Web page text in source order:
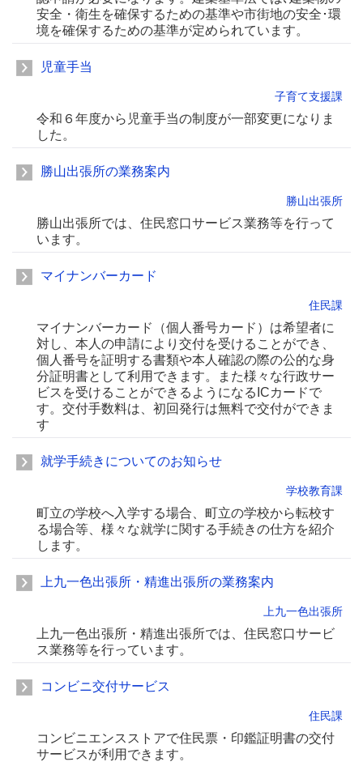
安全・衛生を確保するための基準や市街地の安全･環
境を確保するための基準が定められています。
児童手当
子育て支援課
令和６年度から児童手当の制度が一部変更になりま
した。
勝山出張所の業務案内
勝山出張所
勝山出張所では、住民窓口サービス業務等を行って
います。
マイナンバーカード
住民課
マイナンバーカード（個人番号カード）は希望者に
対し、本人の申請により交付を受けることができ、
個人番号を証明する書類や本人確認の際の公的な身
分証明書として利用できます。また様々な行政サー
ビスを受けることができるようになるICカードで
す。交付手数料は、初回発行は無料で交付ができま
す
就学手続きについてのお知らせ
学校教育課
町立の学校へ入学する場合、町立の学校から転校す
る場合等、様々な就学に関する手続きの仕方を紹介
します。
上九一色出張所・精進出張所の業務案内
上九一色出張所
上九一色出張所・精進出張所では、住民窓口サービ
ス業務等を行っています。
コンビニ交付サービス
住民課
コンビニエンスストアで住民票・印鑑証明書の交付
サービスが利用できます。